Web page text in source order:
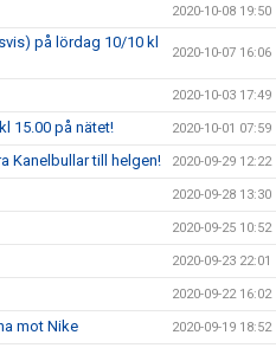
2020-10-08 19:50
på lördag 10/10 kl
2020-10-07 16:06
2020-10-03 17:49
15.00 på nätet! 2020-10-01 07:59
Kanelbullar till helgen! 2020-09-29 12:22
2020-09-28 13:30
2020-09-25 10:52
2020-09-23 22:01
2020-09-22 16:02
mot Nike 2020-09-19 18:52